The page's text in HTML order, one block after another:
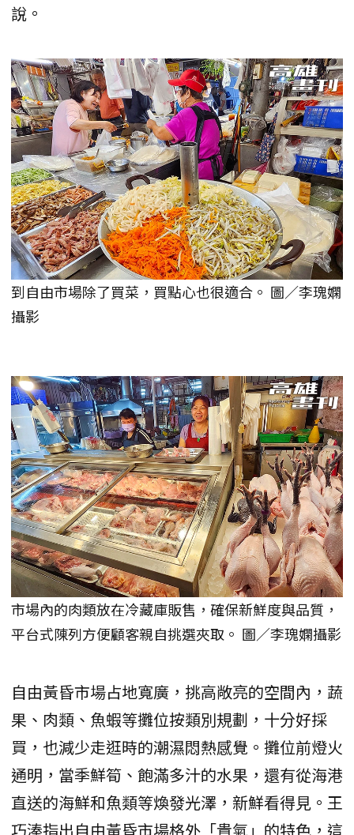
說。
到自由市場除了買菜，買點心也很適合。 圖／李瑰嫻
攝影
市場內的肉類放在冷藏庫販售，確保新鮮度與品質，
平台式陳列方便顧客親自挑選夾取。 圖／李瑰嫻攝影
自由黃昏市場占地寬廣，挑高敞亮的空間內，蔬
果、肉類、魚蝦等攤位按類別規劃，十分好採
買，也減少走逛時的潮濕悶熱感覺。攤位前燈火
通明，當季鮮筍、飽滿多汁的水果，還有從海港
直送的海鮮和魚類等煥發光澤，新鮮看得見。王
巧溱指出自由黃昏市場格外「貴氣」的特色，這